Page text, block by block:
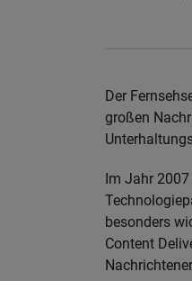
Der
großen
Im Jahr
besonders
Content